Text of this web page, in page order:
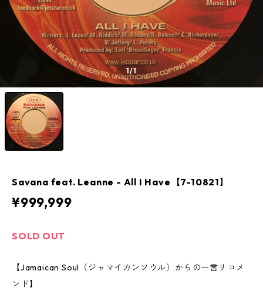
1/1
Savana feat. Leanne - All I Have【7-10821】
¥999,999
SOLD OUT
【Jamaican Soul（ジャマイカンソウル）からの一言リコメ
ンド】